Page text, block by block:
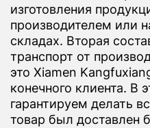
изготовления
производителем или
складах. Вторая
транспорт от
это Xiamen
конечного клиента. В
гарантируем делать
товар был доставлен